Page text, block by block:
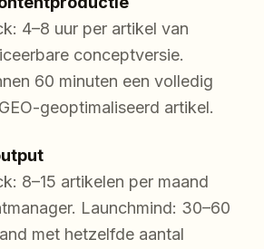
4–8 uur per artikel van
conceptversie.
60 minuten een volledig
geoptimaliseerd artikel.
8–15 artikelen per maand
Launchmind: 30–60
met hetzelfde aantal